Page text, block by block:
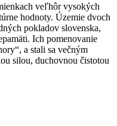
veľhôr vysokých
hodnoty. Územie dvoch
pokladov slovenska,
Ich pomenovanie
a stali sa večným
silou, duchovnou čistotou